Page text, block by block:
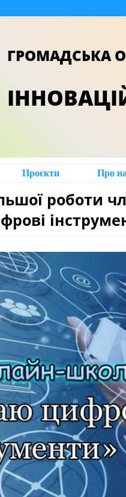
ГРОМАДСЬКА
Проєкти Про
роботи